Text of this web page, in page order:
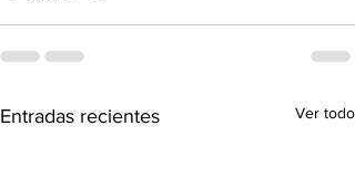
Entradas recientes Ver todo